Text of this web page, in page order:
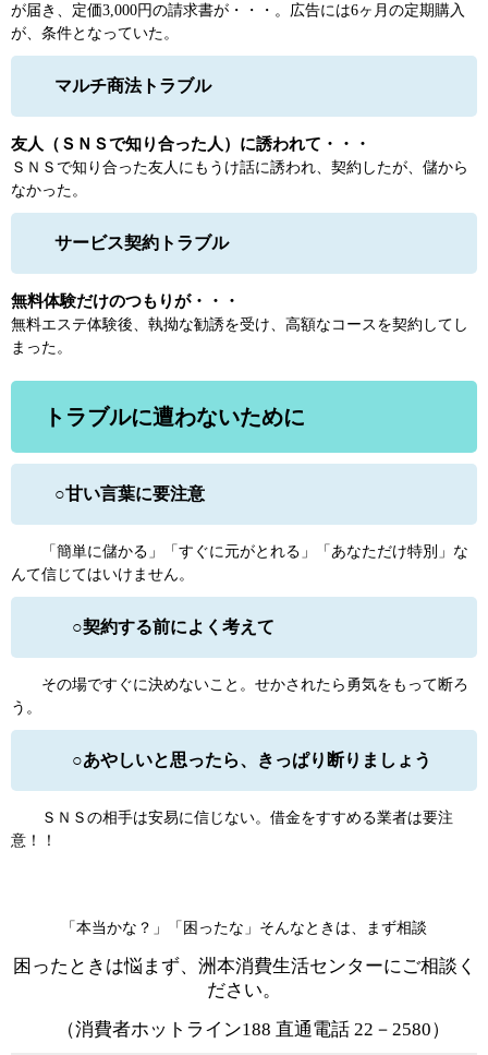
が届き、定価3,000円の請求書が・・・。広告には6ヶ月の定期購入
が、条件となっていた。
マルチ商法トラブル
友人（ＳＮＳで知り合った人）に誘われて・・・
ＳＮＳで知り合った友人にもうけ話に誘われ、契約したが、儲から
なかった。
サービス契約トラブル
無料体験だけのつもりが・・・
無料エステ体験後、執拗な勧誘を受け、高額なコースを契約してし
まった。
トラブルに遭わないために
○甘い言葉に要注意
「簡単に儲かる」「すぐに元がとれる」「あなただけ特別」な
んて信じてはいけません。
○契約する前によく考えて
その場ですぐに決めないこと。せかされたら勇気をもって断ろ
う。
○あやしいと思ったら、きっぱり断りましょう
ＳＮＳの相手は安易に信じない。借金をすすめる業者は要注
意！！
「本当かな？」「困ったな」そんなときは、まず相談
困ったときは悩まず、洲本消費生活センターにご相談く
ださい。
（消費者ホットライン188 直通電話 22－2580）